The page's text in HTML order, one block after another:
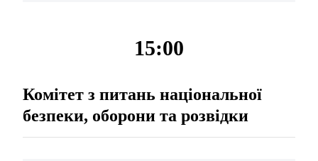
15:00
Комітет з питань національної
безпеки, оборони та розвідки